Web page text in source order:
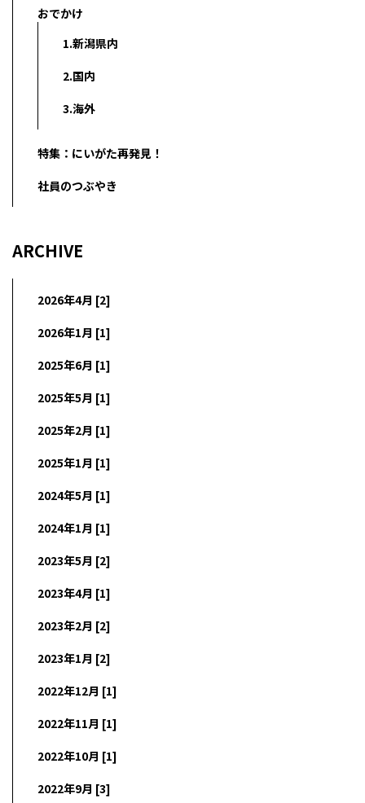
おでかけ
1.新潟県内
2.国内
3.海外
特集：にいがた再発見！
社員のつぶやき
ARCHIVE
2026年4月 [2]
2026年1月 [1]
2025年6月 [1]
2025年5月 [1]
2025年2月 [1]
2025年1月 [1]
2024年5月 [1]
2024年1月 [1]
2023年5月 [2]
2023年4月 [1]
2023年2月 [2]
2023年1月 [2]
2022年12月 [1]
2022年11月 [1]
2022年10月 [1]
2022年9月 [3]